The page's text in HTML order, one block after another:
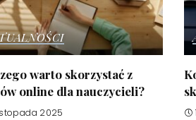
warto skorzystać z
online dla nauczycieli?
2025